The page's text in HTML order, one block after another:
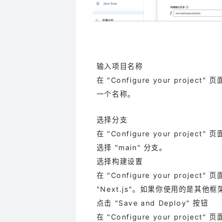
输入项目名称
在 "Configure your project" 页面
一个名称。
选择分支
在 "Configure your project" 页面
选择 "main" 分支。
选择构建设置
在 "Configure your project" 页面
"Next.js"。如果你使用的是其他框
点击 "Save and Deploy" 按钮
在 "Configure your project" 页